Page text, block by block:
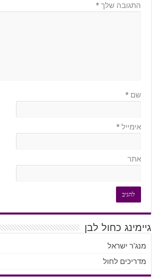
התגובה שלך *
שם *
אימייל *
אתר
גיימינג כחול לבן
מנג'ר ישראל
מדריכים לחול